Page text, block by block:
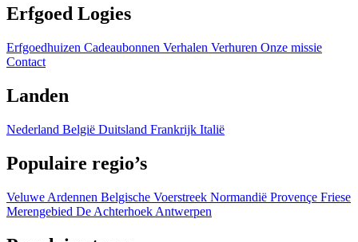
Erfgoed Logies
Erfgoedhuizen Cadeaubonnen Verhalen Verhuren Onze missie
Contact
Landen
Nederland België Duitsland Frankrijk Italië
Populaire regio’s
Veluwe Ardennen Belgische Voerstreek Normandië Provençe Friese
Merengebied De Achterhoek Antwerpen